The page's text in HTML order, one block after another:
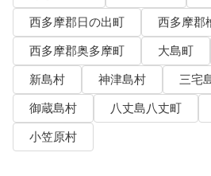
西多摩郡日の出町
西多摩郡
西多摩郡奥多摩町
大島町
新島村
神津島村
三宅
御蔵島村
八丈島八丈町
小笠原村